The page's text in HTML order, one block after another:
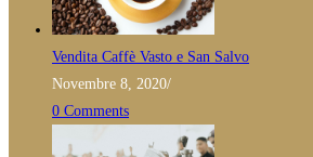
Vendita Caffè Vasto e San Salvo
Novembre 8, 2020/
0 Comments